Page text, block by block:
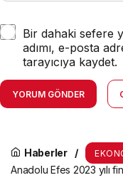
Bir dahaki sefere
adımı, e-posta
tarayıcıya kaydet.
YORUM GÖNDER
Haberler
Anadolu Efes 2023 yılı